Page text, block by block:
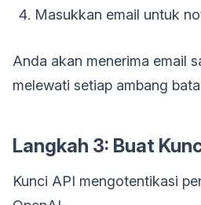
Masukkan email untuk
Anda akan menerima email
melewati setiap ambang
Langkah 3: Buat
Kunci API mengotentikasi